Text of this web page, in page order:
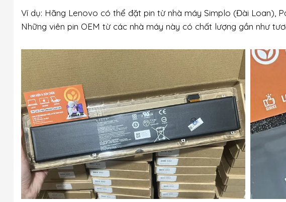
Ví dụ: Hãng Lenovo có thể đặt pin từ nhà máy Simplo (Đài Loan),
Những viên pin OEM từ các nhà máy này có chất lượng gần như